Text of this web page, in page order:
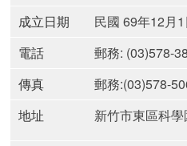
成立日期
民國 69年12月1
電話
郵務: (03)578-
傳真
郵務:(03)578-
地址
新竹市東區科